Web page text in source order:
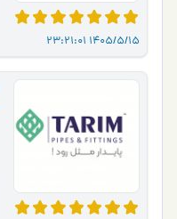
1405/5/15 23:21:01